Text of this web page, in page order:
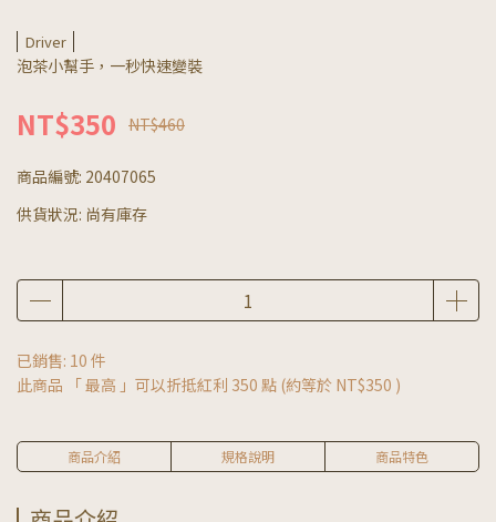
Driver
泡茶小幫手，一秒快速變裝
NT$350 NT$460
商品編號: 20407065
供貨狀況: 尚有庫存
已銷售: 10 件
此商品 「 最高 」可以折抵紅利 350 點 (約等於 NT$350 )
商品介紹 規格說明 商品特色